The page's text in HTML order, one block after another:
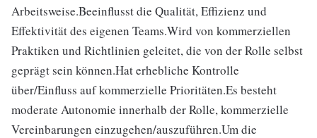
Arbeitsweise.Beeinflusst die Qualität, Effizienz und
Effektivität des eigenen Teams.Wird von kommerziellen
Praktiken und Richtlinien geleitet, die von der Rolle selbst
geprägt sein können.Hat erhebliche Kontrolle
über/Einfluss auf kommerzielle Prioritäten.Es besteht
moderate Autonomie innerhalb der Rolle, kommerzielle
Vereinbarungen einzugehen/auszuführen.Um die